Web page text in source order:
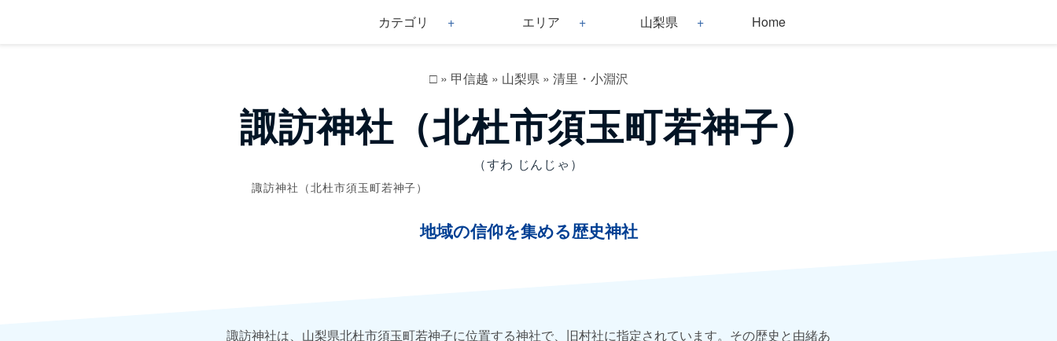
カテゴリ エリア 山梨県 Home
□» 甲信越 » 山梨県» 清里・小淵沢
諏訪神社（北杜市須玉町若神子）
（すわ じんじゃ）
諏訪神社（北杜市須玉町若神子）
地域の信仰を集める歴史神社
諏訪神社は、山梨県北杜市須玉町若神子に位置する神社で、旧村社に指定されています。その歴史と由緒あ